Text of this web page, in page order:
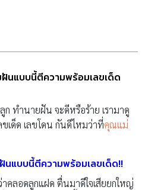
นแบบนี้ตีความพร้อมเลขเด็ด
ทำนายฝัน จะดีหรือร้าย เรามาดู
เด็ด เลขโดน กันดีไหมว่าที่คุณแม่
นแบบนี้ตีความพร้อมเลขเด็ด!!
คลอดลูกแฝด ตื่นมาดีใจเสียยกใหญ่